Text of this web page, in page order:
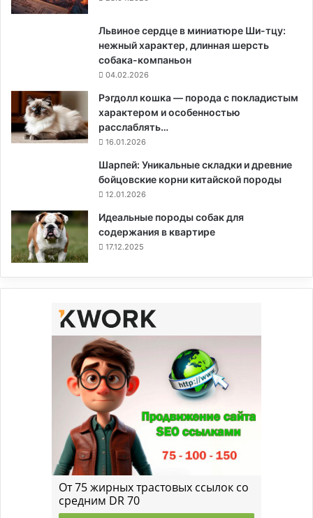
Львиное сердце в миниатюре Ши-тцу:
нежный характер, длинная шерсть
собака-компаньон
04.02.2026
Рэгдолл кошка — порода с покладистым
характером и особенностью
расслаблять…
16.01.2026
Шарпей: Уникальные складки и древние
бойцовские корни китайской породы
12.01.2026
Идеальные породы собак для
содержания в квартире
17.12.2025